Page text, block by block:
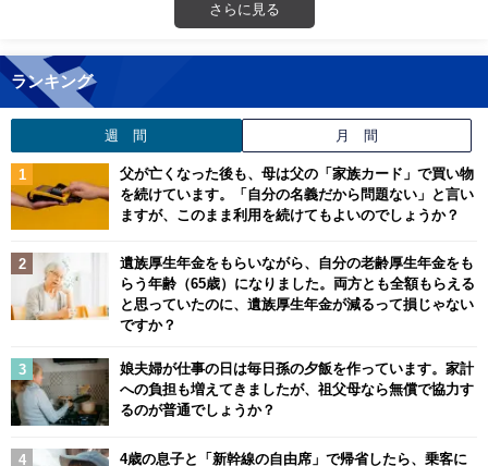
さらに見る
ランキング
週 間 月 間
父が亡くなった後も、母は父の「家族カード」で買い物
を続けています。「自分の名義だから問題ない」と言い
ますが、このまま利用を続けてもよいのでしょうか？
遺族厚生年金をもらいながら、自分の老齢厚生年金をも
らう年齢（65歳）になりました。両方とも全額もらえる
と思っていたのに、遺族厚生年金が減るって損じゃない
ですか？
娘夫婦が仕事の日は毎日孫の夕飯を作っています。家計
への負担も増えてきましたが、祖父母なら無償で協力す
るのが普通でしょうか？
4歳の息子と「新幹線の自由席」で帰省したら、乗客に